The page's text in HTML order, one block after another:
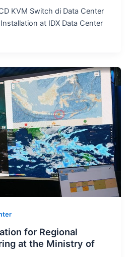
KVM Switch di Data Center
at IDX Data Center
for Regional
at the Ministry of